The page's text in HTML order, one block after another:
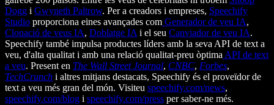
Dogg i Gwyneth Paltrow. Per a creadors i empreses, Speechify
Studio proporciona eines avançades com Generador de veu IA,
Clonació de veus IA, Doblatge IA i el seu Canviador de veu IA.
Speechify també impulsa productes líders amb la seva API de text a
veu, d'alta qualitat i amb una relació qualitat-preu òptima API de text
a veu. Present en The Wall Street Journal, CNBC, Forbes,
TechCrunch i altres mitjans destacats, Speechify és el proveïdor de
text a veu més gran del món. Visiteu speechify.com/news,
speechify.com/blog i speechify.com/press per saber-ne més.